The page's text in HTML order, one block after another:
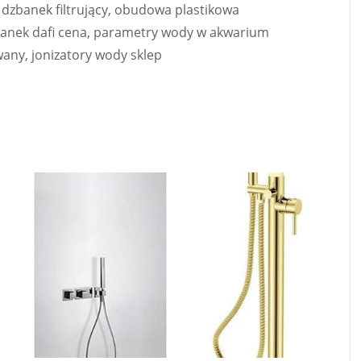
filtrujący, obudowa plastikowa
dafi cena, parametry wody w akwarium
jonizatory wody sklep